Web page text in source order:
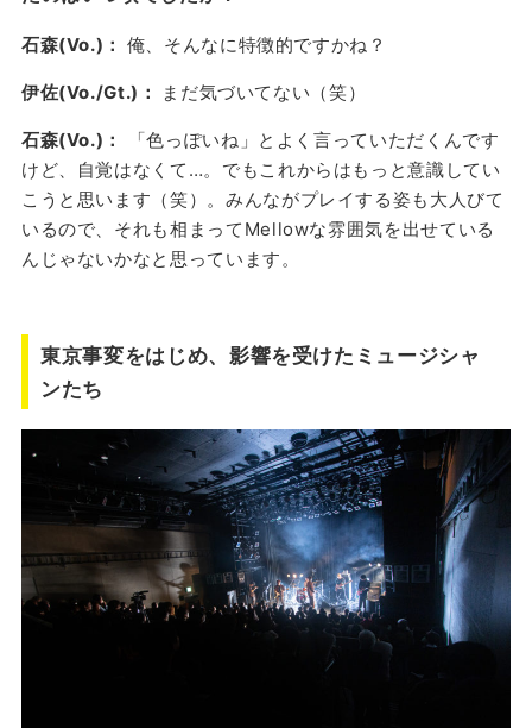
石森(Vo.)： 俺、そんなに特徴的ですかね？
伊佐(Vo./Gt.)： まだ気づいてない（笑）
石森(Vo.)：
「色っぽいね」とよく言っていただくんです
けど、自覚はなくて…。でもこれからはもっと意識してい
こうと思います（笑）。みんながプレイする姿も大人びて
いるので、それも相まってMellowな雰囲気を出せている
んじゃないかなと思っています。
東京事変をはじめ、影響を受けたミュージシャ
ンたち